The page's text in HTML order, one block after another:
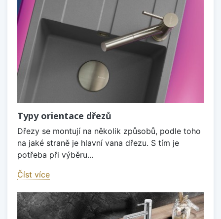
Typy orientace dřezů
Dřezy se montují na několik způsobů, podle toho
na jaké straně je hlavní vana dřezu. S tím je
potřeba při výběru...
Číst více